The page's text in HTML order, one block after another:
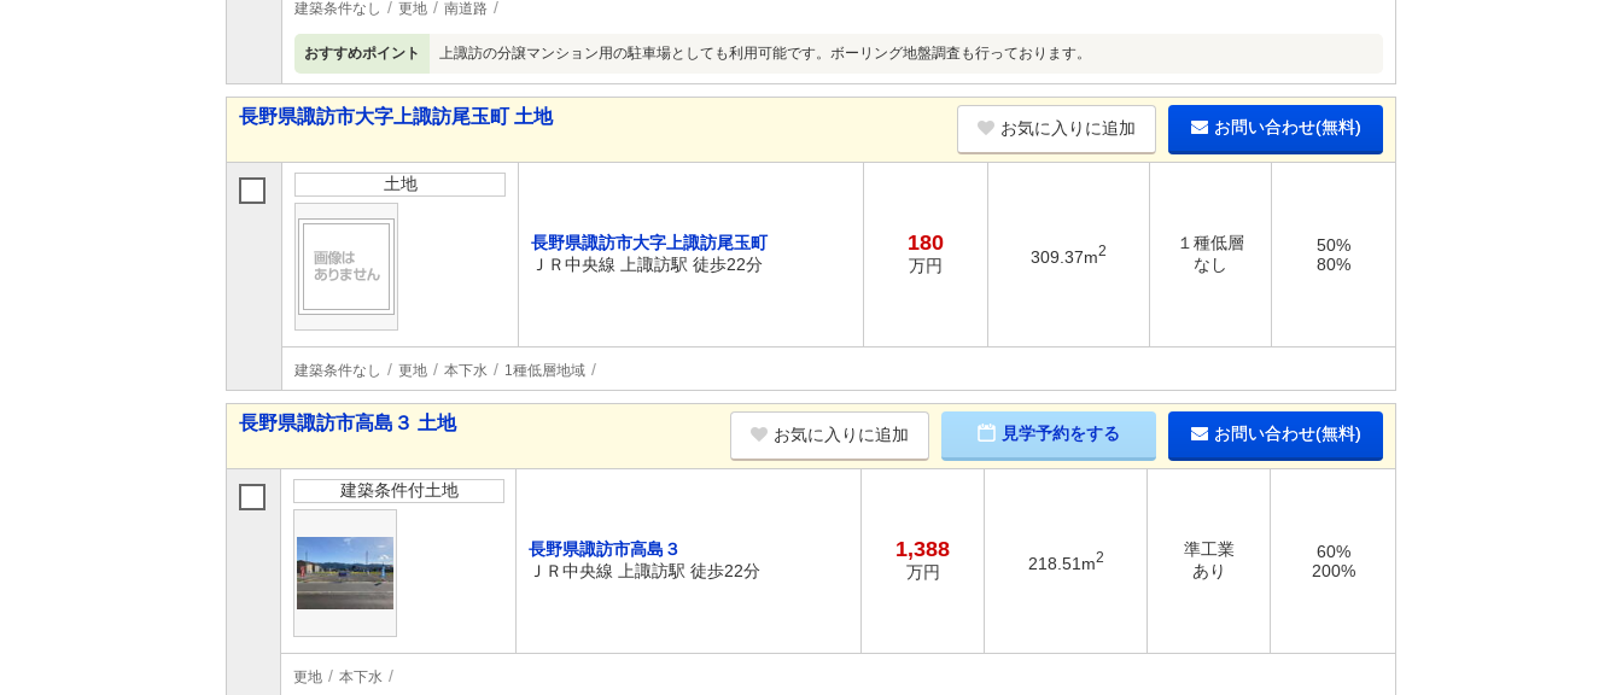
建築条件なし 更地 南道路
おすすめポイント 上諏訪の分譲マンション用の駐車場としても利用可能です。ボーリング地盤調査も行っております。
長野県諏訪市大字上諏訪尾玉町 土地
お気に入りに追加 お問い合わせ(無料)
土地
長野県諏訪市大字上諏訪尾玉町
ＪＲ中央線 上諏訪駅 徒歩22分
180
万円 309.37m2
１種低層
なし
50%
80%
建築条件なし 更地 本下水 1種低層地域
長野県諏訪市高島３ 土地
お気に入りに追加 見学予約をする お問い合わせ(無料)
建築条件付土地
長野県諏訪市高島３
ＪＲ中央線 上諏訪駅 徒歩22分
1,388
万円 218.51m2
準工業
あり
60%
200%
更地 本下水